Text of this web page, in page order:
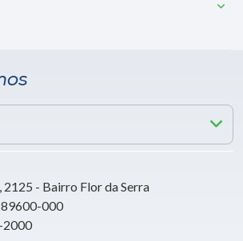
2125 - Bairro Flor da Serra
89600-000
2000